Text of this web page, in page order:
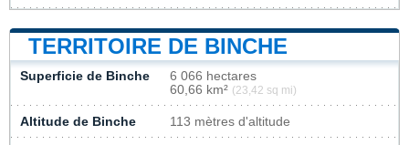
TERRITOIRE DE BINCHE
Superficie de Binche
6 066 hectares
60,66 km² (23,42 sq mi)
Altitude de Binche 113 mètres d'altitude